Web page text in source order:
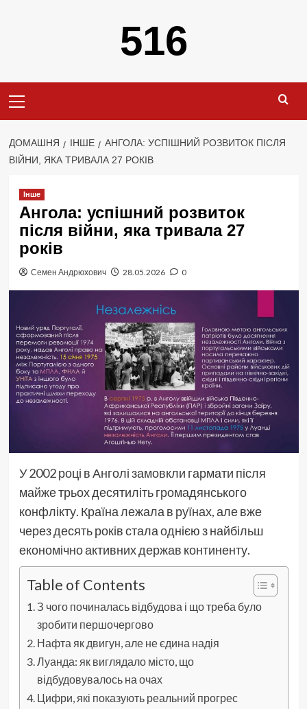
516
Menu
ДОМАШНЯ ІНШЕ
АНГОЛА: УСПІШНИЙ РОЗВИТОК ПІСЛЯ
ВІЙНИ, ЯКА ТРИВАЛА 27 РОКІВ
Інше
Ангола: успішний розвиток
після війни, яка тривала 27
років
Семен Андрюхович 28.05.2026 0
У 2002 році в Анголі замовкли гармати після
майже трьох десятиліть громадянського
конфлікту. Країна лежала в руїнах, але вже
через десять років стала однією з найбільш
економічно активних держав континенту.
Table of Contents
З чого починалась відбудова і що треба було
зробити першочергово
Нафта як двигун, але не єдина надія
Луанда: як виглядало місто, що
відбудовувалось на очах
Цифри, які показують реальний прогрес